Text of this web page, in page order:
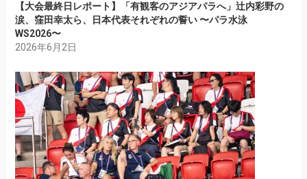
【大会最終日レポート】「有観客のアジアパラへ」辻内彩野の
涙、窪田幸太ら、日本代表それぞれの誓い 〜パラ水泳
WS2026〜
2026年6月2日